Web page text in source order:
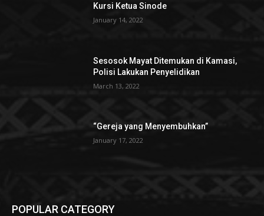
Kursi Ketua Sinode
January 14, 2022
Sesosok Mayat Ditemukan di Kamasi,
Polisi Lakukan Penyelidikan
March 13, 2022
“Gereja yang Menyembuhkan”
January 17, 2022
POPULAR CATEGORY